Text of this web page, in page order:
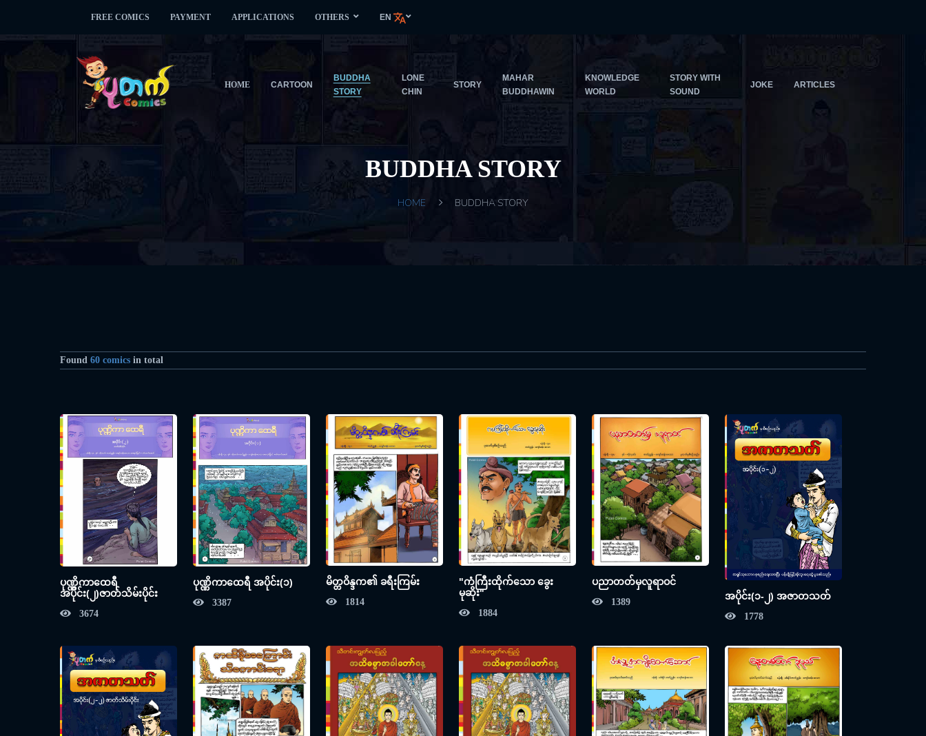
FREE COMICS PAYMENT APPLICATIONS OTHERS EN
HOME CARTOON
BUDDHA
STORY
LONE
CHIN
STORY
MAHAR
BUDDHAWIN
KNOWLEDGE
WORLD
STORY WITH
SOUND
JOKE ARTICLES
BUDDHA STORY
HOME BUDDHA STORY
Found 60 comics in total
ပုဏ္ဏိကာထေရီ
အပိုင်း(၂)ဇာတ်သိမ်းပိုင်း
3674
ပုဏ္ဏိကာထေရီ အပိုင်း(၁)
3387
မိတ္တဝိန္ဒက၏ ခရီးကြမ်း
1814
"ကံကြီးထိုက်သော ခွေး
မုဆိုး"
1884
ပညာတတ်မှလူရာဝင်
1389
အပိုင်း(၁-၂) အဇာတသတ်
1778